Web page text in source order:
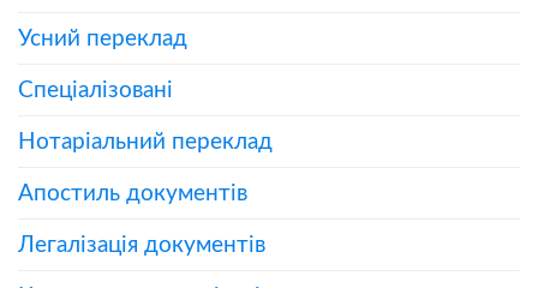
Усний переклад
Спеціалізовані
Нотаріальний переклад
Апостиль документів
Легалізація документів